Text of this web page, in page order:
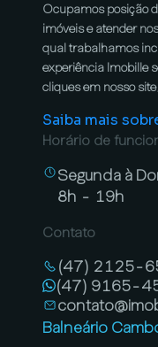
Ocupamos posição
imóveis e atender
qual trabalhamos
experiência Imobille
cliques em nosso
Saiba mais
Horário de
Segunda à
8h - 19h
Contato
(47) 2125-
(47) 9165-
Balneário